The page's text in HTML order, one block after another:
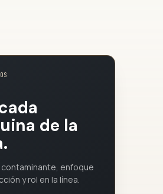
de la
contaminante, enfoque
y rol en la línea.